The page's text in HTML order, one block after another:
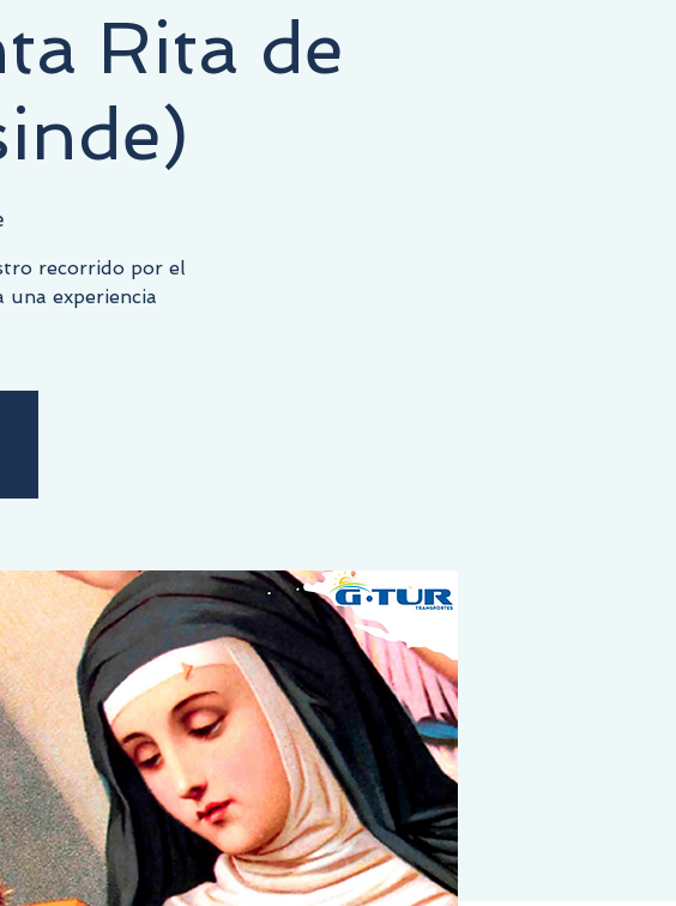
Rita de
recorrido por el
una experiencia